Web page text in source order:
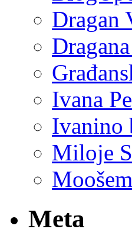
Dragan
Ivana
Ivanino
Miloje
Meta